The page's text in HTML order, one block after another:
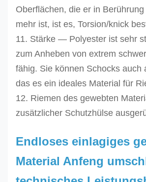
Oberflächen, die er in
mehr ist, ist es, Torsion/knick
11. Stärke — Polyester ist sehr
zum Anheben von extrem
fähig. Sie können Schocks auch
das es ein ideales Material für
12. Riemen des gewebten
zusätzlicher Schutzhülse
Endloses einlagiges
Material Anfeng